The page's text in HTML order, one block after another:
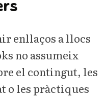
enllaços a llocs
no assumeix
el contingut, les
o les pràctiques